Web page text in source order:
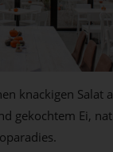
knackigen
gekochtem Ei,